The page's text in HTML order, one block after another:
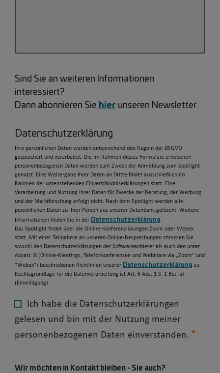
Sind Sie an weiteren Informationen
interessiert?
Dann abonnieren Sie hier unseren Newsletter.
Datenschutzerklärung
Ihre persönlichen Daten werden entsprechend den Regeln der DSGVO
gespeichert und verarbeitet. Die im Rahmen dieses Formulars erhobenen
personenbezogenen Daten werden zum Zweck der Anmeldung zum Spotlight
genutzt. Eine Weitergabe Ihrer Daten an Dritte findet ausschließlich im
Rahmen der untenstehenden Einverständniserklärungen statt. Eine
Verarbeitung und Nutzung Ihrer Daten für Zwecke der Beratung, der Werbung
und der Marktforschung erfolgt nicht. Nach dem Spotlight werden alle
persönlichen Daten zu Ihrer Person aus unserer Datenbank gelöscht. Weitere
Informationen finden Sie in der Datenschutzerklärung.
Das Spotlight findet über die Online-Konferenzlösungen Zoom oder Webex
statt. Mit einer Teilnahme an unseren Online-Besprechungen stimmen Sie
sowohl den Datenschutzerklärungen der Softwareanbieter als auch den unter
Absatz IX (Online-Meetings, Telefonkonferenzen und Webinare via „Zoom“ und
"Webex") beschriebenen Richtlinien unserer Datenschutzerklärung zu.
Rechtsgrundlage für die Datenverarbeitung ist Art. 6 Abs. 1 S. 1 Bst. a)
(Einwilligung).
Ich habe die Datenschutzerklärungen
gelesen und bin mit der Nutzung meiner
personenbezogenen Daten einverstanden.
Wir möchten in Kontakt bleiben - Sie auch?